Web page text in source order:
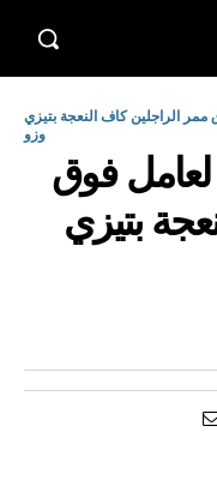
الراجلين كاف النعجة بتيزي
وزو
فوق
بتيزي